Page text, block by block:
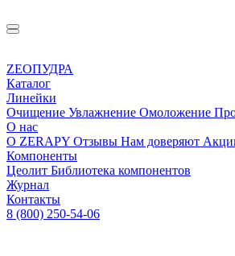
ZEOПУДРА
Каталог
Линейки
Очищение Увлажнение Омоложение
О нас
О ZERAPY Отзывы Нам доверяют
Компоненты
Цеолит Библиотека компонентов
Журнал
Контакты
8 (800) 250-54-06